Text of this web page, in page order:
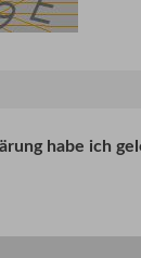
habe ich